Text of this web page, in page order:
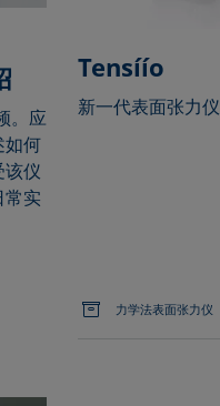
。应
何
仪
常实
Tensíío
新一代表面张力仪
力学法表面张力仪